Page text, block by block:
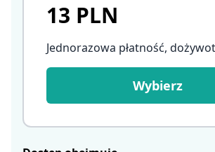
13 PLN
Jednorazowa płatność,
Wybierz